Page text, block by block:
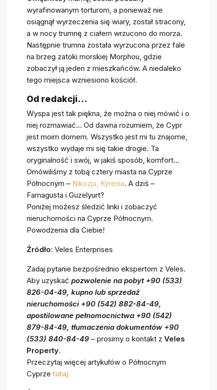
wyrafinowanym torturom, a ponieważ nie
osiągnął wyrzeczenia się wiary, został stracony,
a w nocy trumnę z ciałem wrzucono do morza.
Następnie trumna została wyrzucona przez fale
na brzeg zatoki morskiej Morphou, gdzie
zobaczył ją jeden z mieszkańców. A niedaleko
tego miejsca wzniesiono kościół.
Od redakcji…
Wyspa jest tak piękna, że można o niej mówić i o
niej rozmawiać… Od dawna rozumiem, że Cypr
jest moim domem. Wszystko jest mi tu znajome,
wszystko wydaje mi się takie drogie. Ta
oryginalność i swój, w jakiś sposób, komfort…
Omówiliśmy z tobą cztery miasta na Cyprze
Północnym – Nikozja, Kyrenia. A dziś –
Famagusta i Guzelyurt?
Poniżej możesz śledzić linki i zobaczyć
nieruchomości na Cyprze Północnym.
Powodzenia dla Ciebie!
Źródło: Veles Enterprises
Zadaj pytanie bezpośrednio ekspertom z Veles.
Aby uzyskać pozwolenie na pobyt +90 (533)
826-04-49, kupno lub sprzedaż
nieruchomości +90 (542) 882-84-49,
apostilowane pełnomocnictwa +90 (542)
879-84-49, tłumaczenia dokumentów +90
(533) 840-84-49 – prosimy o kontakt z Veles
Property.
Przeczytaj więcej artykułów o Północnym
Cyprzetutaj.